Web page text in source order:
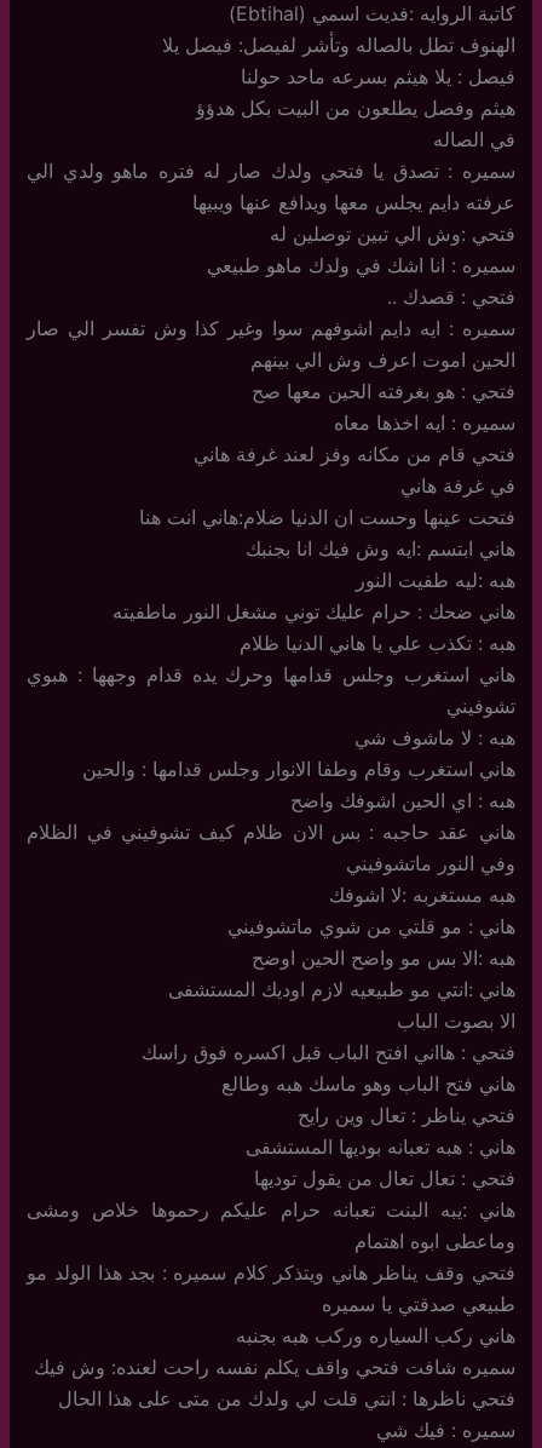
كاتبة الروايه :فديت اسمي (Ebtihal)
الهنوف تطل بالصاله وتأشر لفيصل: فيصل يلا
فيصل : يلا هيثم بسرعه ماحد حولنا
هيثم وفصل يطلعون من البيت بكل هدؤؤ
في الصاله
سميره : تصدق يا فتحي ولدك صار له فتره ماهو ولدي الي
عرفته دايم يجلس معها ويدافع عنها ويبيها
فتحي :وش الي تبين توصلين له
سميره : انا اشك في ولدك ماهو طبيعي
فتحي : قصدك ..
سميره : ايه دايم اشوفهم سوا وغير كذا وش تفسر الي صار
الحين اموت اعرف وش الي بينهم
فتحي : هو بغرفته الحين معها صح
سميره : ايه اخذها معاه
فتحي قام من مكانه وفز لعند غرفة هاني
في غرفة هاني
فتحت عينها وحست ان الدنيا ضلام:هاني انت هنا
هاني ابتسم :ايه وش فيك انا بجنبك
هبه :ليه طفيت النور
هاني ضحك : حرام عليك توني مشغل النور ماطفيته
هبه : تكذب علي يا هاني الدنيا ظلام
هاني استغرب وجلس قدامها وحرك يده قدام وجهها : هبوي
تشوفيني
هبه : لا ماشوف شي
هاني استغرب وقام وطفا الانوار وجلس قدامها : والحين
هبه : اي الحين اشوفك واضح
هاني عقد حاجبه : بس الان ظلام كيف تشوفيني في الظلام
وفي النور ماتشوفيني
هبه مستغربه :لا اشوفك
هاني : مو قلتي من شوي ماتشوفيني
هبه :الا بس مو واضح الحين اوضح
هاني :انتي مو طبيعيه لازم اوديك المستشفى
الا بصوت الباب
فتحي : هااني افتح الباب قبل اكسره فوق راسك
هاني فتح الباب وهو ماسك هبه وطالع
فتحي يناظر : تعال وين رايح
هاني : هبه تعبانه بوديها المستشفى
فتحي : تعال تعال من يقول توديها
هاني :يبه البنت تعبانه حرام عليكم رحموها خلاص ومشى
وماعطى ابوه اهتمام
فتحي وقف يناظر هاني ويتذكر كلام سميره : بجد هذا الولد مو
طبيعي صدقتي يا سميره
هاني ركب السياره وركب هبه بجنبه
سميره شافت فتحي واقف يكلم نفسه راحت لعنده: وش فيك
فتحي ناظرها : انتي قلت لي ولدك من متى على هذا الحال
سميره : فيك شي